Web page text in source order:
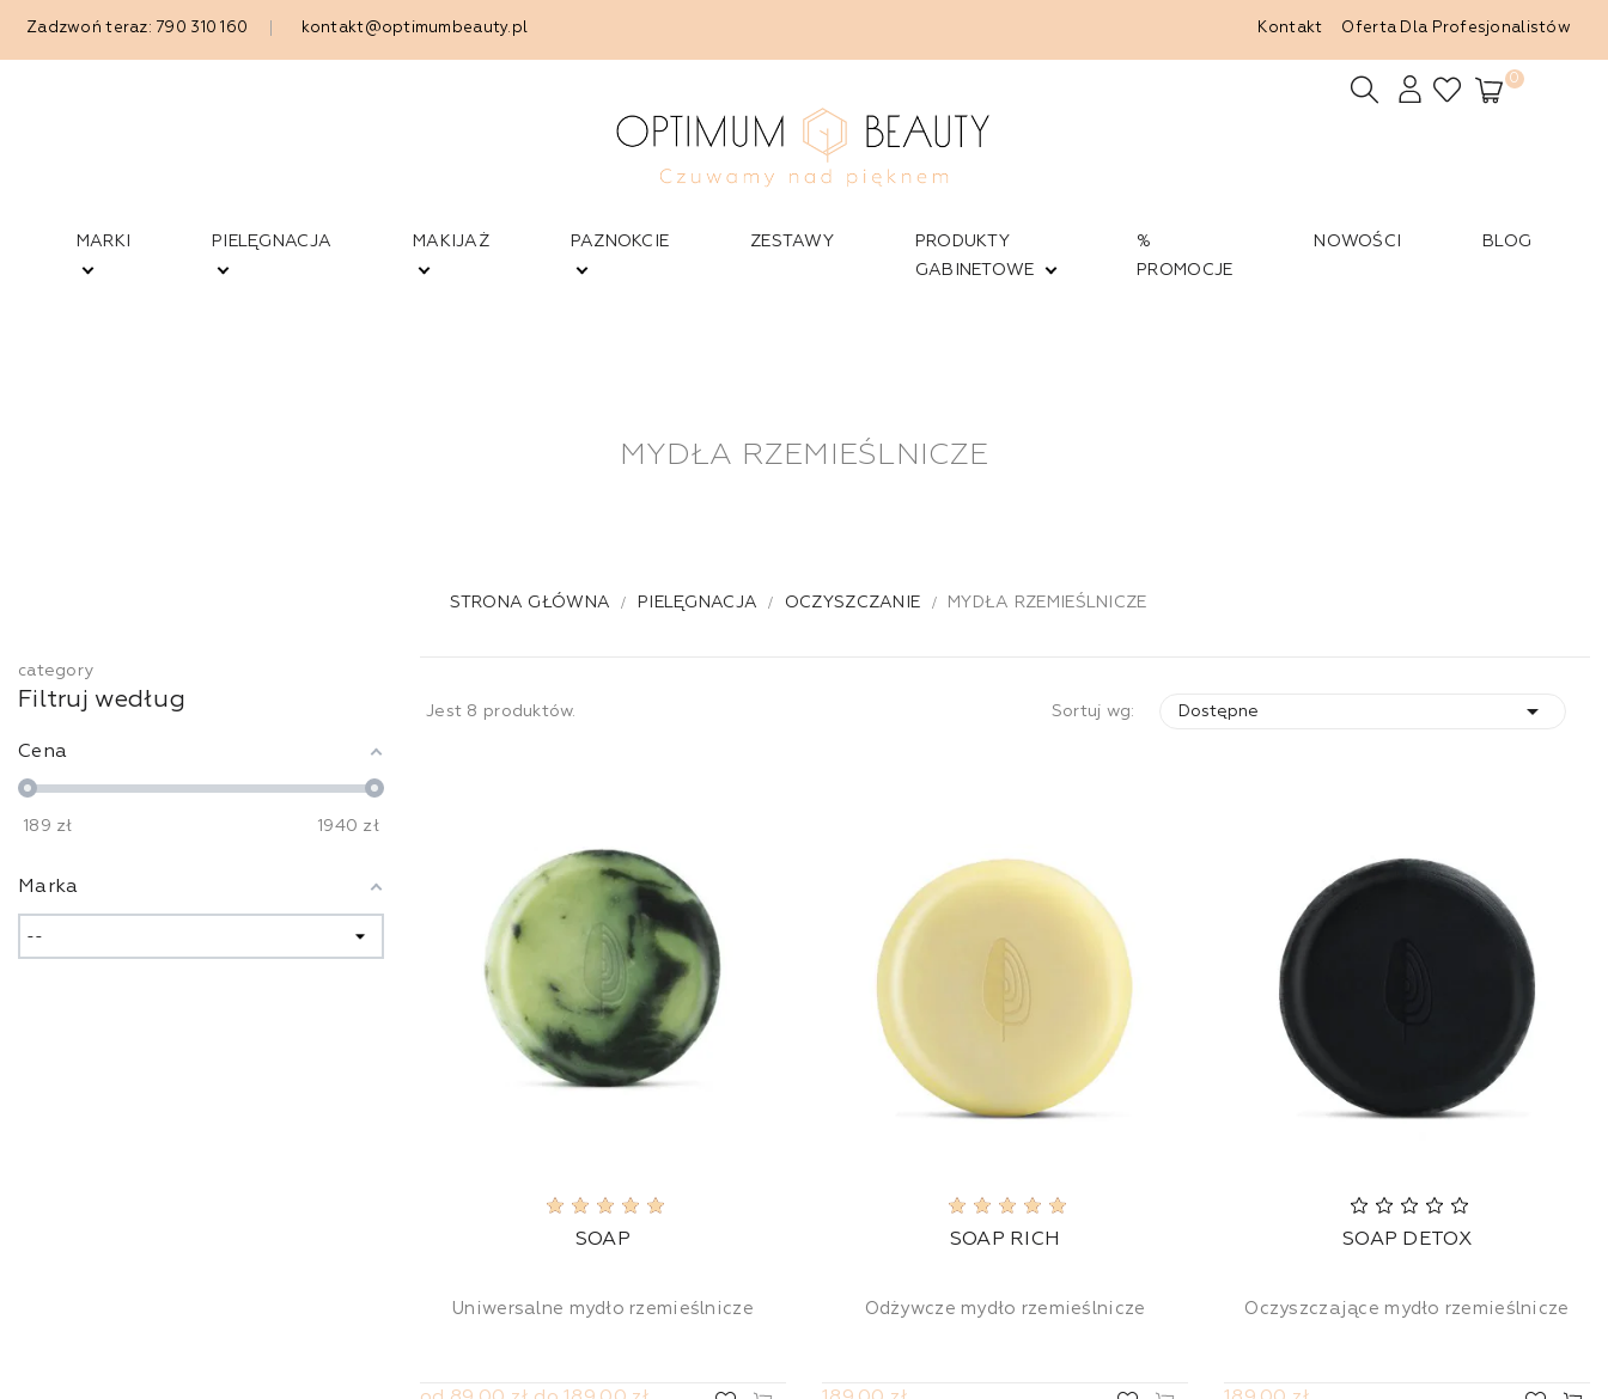
Kontakt Oferta Dla Profesjonalistów
Zadzwoń teraz: 790 310 160 kontakt@optimumbeauty.pl
0
MARKI PIELĘGNACJA MAKIJAŻ PAZNOKCIE ZESTAWY
PRODUKTY
GABINETOWE
%
PROMOCJE
NOWOŚCI BLOG
MYDŁA RZEMIEŚLNICZE
STRONA GŁÓWNA PIELĘGNACJA OCZYSZCZANIE MYDŁA RZEMIEŚLNICZE
category
Filtruj według
Cena
189 zł 1940 zł
Marka
Jest 8 produktów. Sortuj wg: Dostępne 
SOAP
Uniwersalne mydło rzemieślnicze
SOAP RICH
Odżywcze mydło rzemieślnicze
SOAP DETOX
Oczyszczające mydło rzemieślnicze